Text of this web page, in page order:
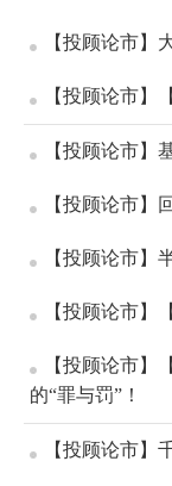
【投顾论市】
【投顾论市
【投顾论市】
【投顾论市】
【投顾论市】
【投顾论市】
【投顾论市】
的“罪与罚”！
【投顾论市】